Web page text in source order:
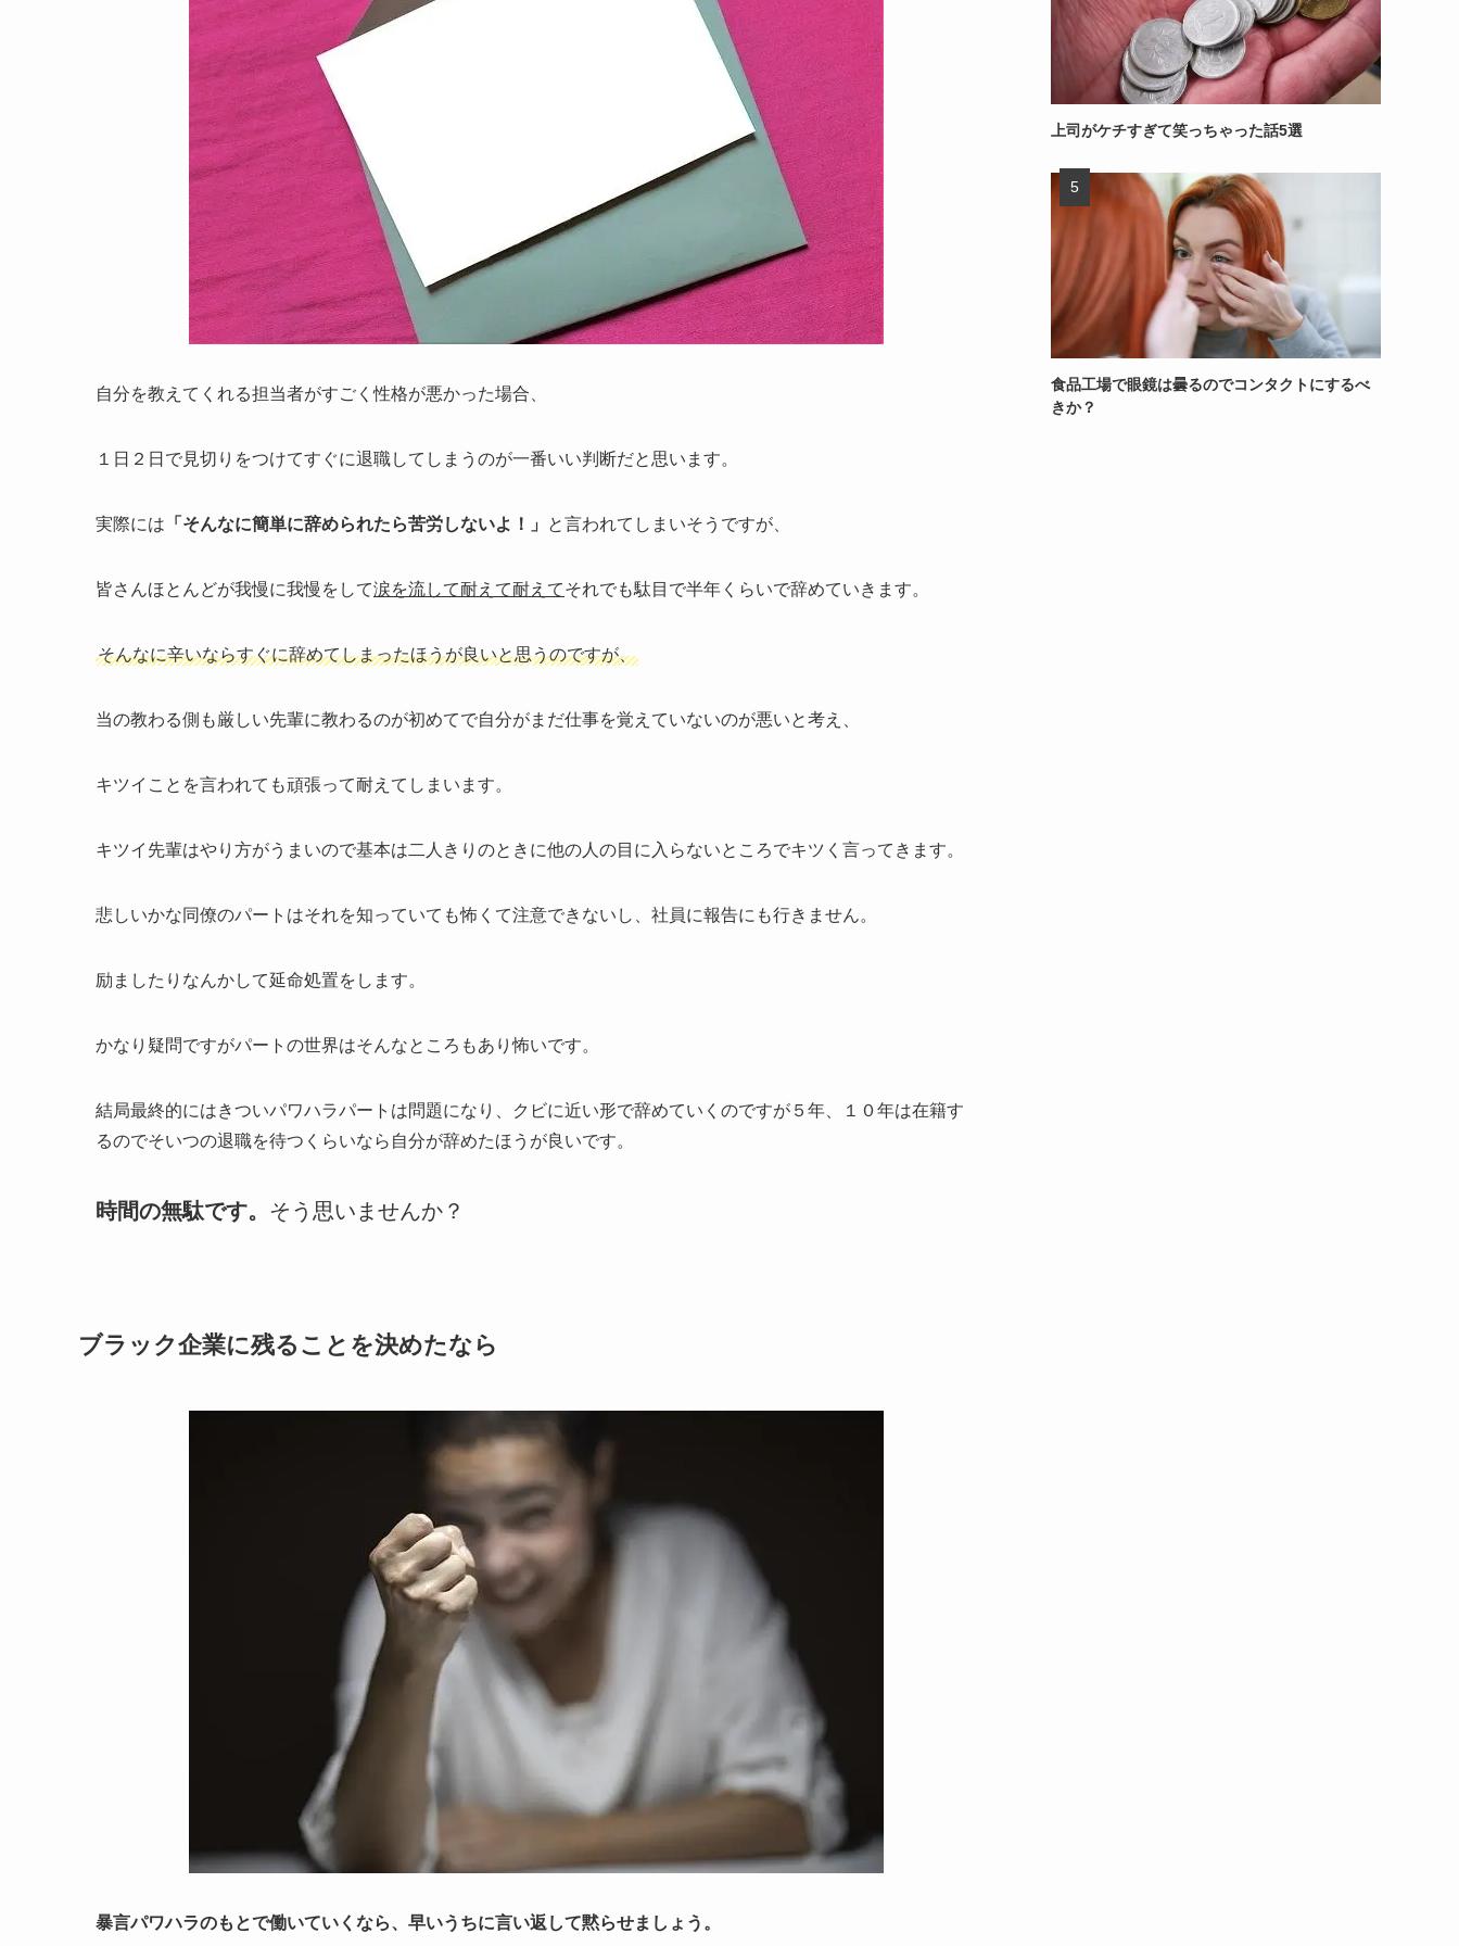
自分を教えてくれる担当者がすごく性格が悪かった場合、
１日２日で見切りをつけてすぐに退職してしまうのが一番いい判断だと思います。
実際には 「そんなに簡単に辞められたら苦労しないよ！」 と言われてしまいそうですが、
皆さんほとんどが我慢に我慢をして涙を流して耐えて耐えてそれでも駄目で半年くらいで辞めていきます。
そんなに辛いならすぐに辞めてしまったほうが良いと思うのですが、
当の教わる側も厳しい先輩に教わるのが初めてで自分がまだ仕事を覚えていないのが悪いと考え、
キツイことを言われても頑張って耐えてしまいます。
キツイ先輩はやり方がうまいので基本は二人きりのときに他の人の目に入らないところでキツく言ってきます。
悲しいかな同僚のパートはそれを知っていても怖くて注意できないし、社員に報告にも行きません。
励ましたりなんかして延命処置をします。
かなり疑問ですがパートの世界はそんなところもあり怖いです。
結局最終的にはきついパワハラパートは問題になり、クビに近い形で辞めていくのですが５年、１０年は在籍す
るのでそいつの退職を待つくらいなら自分が辞めたほうが良いです。
時間の無駄です。 そう思いませんか？
ブラック企業に残ることを決めたなら
暴言パワハラのもとで働いていくなら、早いうちに言い返して黙らせましょう。
上司がケチすぎて笑っちゃった話5選
食品工場で眼鏡は曇るのでコンタクトにするべ
きか？